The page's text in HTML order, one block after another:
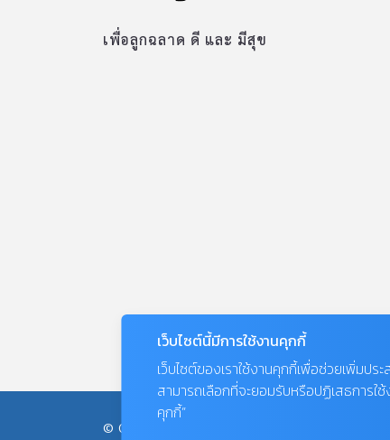
เพื่อลูกฉลาด ดี และ มีสุข
© COPYRIGHT 2026
เว็บไซต์นี้มีการใช้งานคุกกี้
เว็บไซต์ของเราใช้งานคุกกี้เพื่อช่วยเพิ่มป
สามารถเลือกที่จะยอมรับหรือปฏิเสธการใ
คุกกี้”